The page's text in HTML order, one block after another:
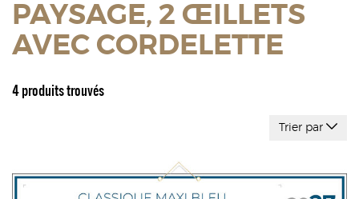
PAYSAGE, 2 ŒILLETS
AVEC CORDELETTE
4 produits trouvés
Trier par